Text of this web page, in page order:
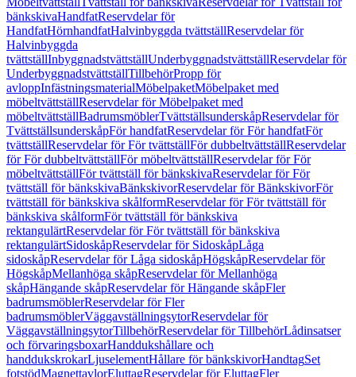
bänkskivaHandfatReservdelar för
HandfatHörnhandfatHalvinbyggda tvättställReservdelar för
Halvinbyggda
tvättställInbyggnadstvättställUnderbyggnadstvättställReservdelar för
UnderbyggnadstvättställTillbehörPropp för
avloppInfästningsmaterialMöbelpaketMöbelpaket med
möbeltvättställReservdelar för Möbelpaket med
möbeltvättställBadrumsmöblerTvättställsunderskåpReservdelar för
TvättställsunderskåpFör handfatReservdelar för För handfatFör
tvättställReservdelar för För tvättställFör dubbeltvättställReservdelar
för För dubbeltvättställFör möbeltvättställReservdelar för För
möbeltvättställFör tvättställ för bänkskivaReservdelar för För
tvättställ för bänkskivaBänkskivorReservdelar för BänkskivorFör
tvättställ för bänkskiva skålformReservdelar för För tvättställ för
bänkskiva skålformFör tvättställ för bänkskiva
rektangulärtReservdelar för För tvättställ för bänkskiva
rektangulärtSidoskåpReservdelar för SidoskåpLåga
sidoskåpReservdelar för Låga sidoskåpHögskåpReservdelar för
HögskåpMellanhöga skåpReservdelar för Mellanhöga
skåpHängande skåpReservdelar för Hängande skåpFler
badrumsmöblerReservdelar för Fler
badrumsmöblerVäggavställningsytorReservdelar för
VäggavställningsytorTillbehörReservdelar för TillbehörLådinsatser
och förvaringsboxarHanddukshållare och
handdukskrokarLjuselementHållare för bänkskivorHandtagSet
fotstödMagnettavlorEluttagReservdelar för EluttagFler